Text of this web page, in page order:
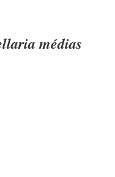
médias